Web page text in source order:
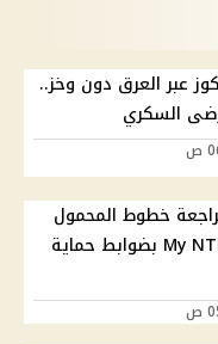
عبر العرق دون وخز..
السكري
خطوط المحمول
المسجلة باسمك عبر My NTRA بضوابط حماية